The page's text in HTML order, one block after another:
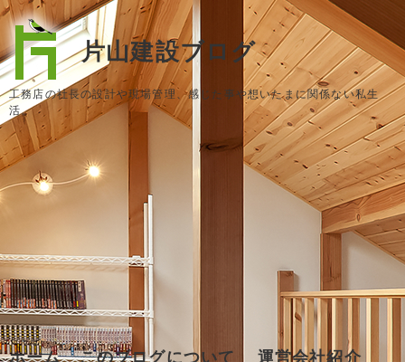
片山建設ブログ
工務店の社長の設計や現場管理、感じた事や想いたまに関係ない私生
活。
ホーム このブログについて
運営会社紹介